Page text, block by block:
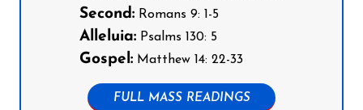
Second: Romans 9: 1-5
Alleluia: Psalms 130: 5
Gospel: Matthew 14: 22-33
FULL MASS READINGS